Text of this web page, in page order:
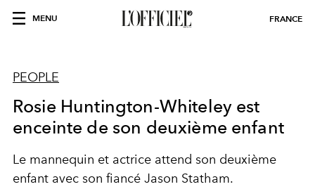
MENU FRANCE
PEOPLE
Rosie Huntington-Whiteley est
enceinte de son deuxième enfant
Le mannequin et actrice attend son deuxième
enfant avec son fiancé Jason Statham.